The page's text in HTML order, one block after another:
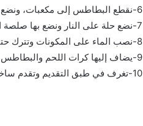
6-نقطع البطاطس إلى مكعبات، ونضع مقلاة على النار بها الزبدة، ونحمر البطاطس بها ونتركها جانباً.
7-نضع حلة على النار ونضع بها صلصة الطماطم، والملح والفلفل الأسود، والقرفة والكمون وملح الليمون، وتقلب المكونات وتترك حتى تتسبك.
8-نصب الماء على المكونات وتترك حتى تغلي على النار.
9-يضاف إليها كرات اللحم والبطاطس، وتترك على النار قليلاً.
10-تغرف في طبق التقديم وتقدم ساخنة على المائدة وبالهناء والشفاء.